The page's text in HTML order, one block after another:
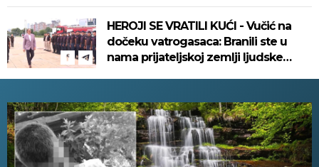
HEROJI SE VRATILI KUĆI - Vučić na
dočeku vatrogasaca: Branili ste u
nama prijateljskoj zemlji ljudske